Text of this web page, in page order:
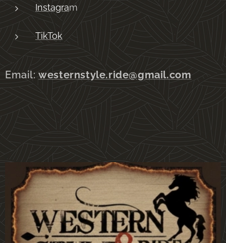
Instagram
TikTok
Email:westernstyle.ride@gmail.com